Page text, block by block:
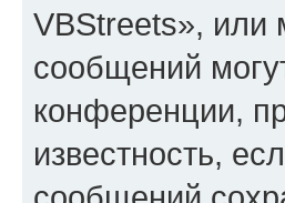
VBStreets», или
сообщений
конференции,
известность,